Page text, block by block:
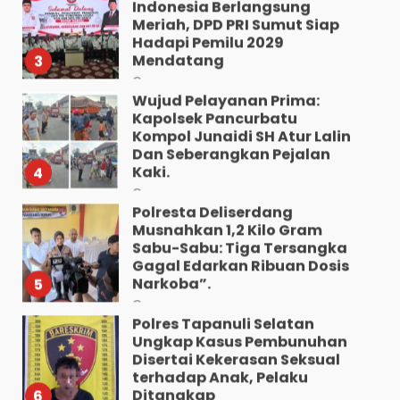
3
Meriah, DPD PRI Sumut Siap
Hadapi Pemilu 2029
Mendatang
Agustus 9, 2026
4
Kapolsek Pancurbatu
Kompol Junaidi SH Atur Lalin
Dan Seberangkan Pejalan
Kaki.
Agustus 8, 2026
5
Musnahkan 1,2 Kilo Gram
Sabu-Sabu: Tiga Tersangka
Gagal Edarkan Ribuan Dosis
Narkoba”.
Agustus 7, 2026
6
Ungkap Kasus Pembunuhan
Disertai Kekerasan Seksual
terhadap Anak, Pelaku
Ditangkap